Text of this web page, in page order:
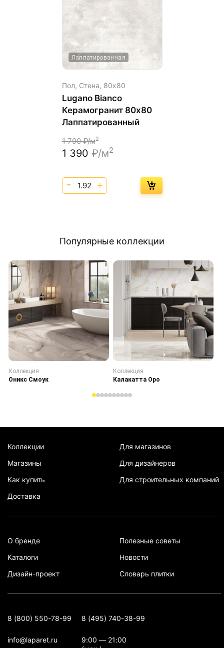
Лаппатированная
Пол, Стена, 80х80
Lugano Bianco
Керамогранит 80х80
Лаппатированный
1 790₽/м2
1 390 ₽/м2
Популярные коллекции
Коллекция
Оникс Смоук
Коллекция
Калакатта Оро
Коллекции
Магазины
Как купить
Доставка
Для магазинов
Для дизайнеров
Для строительных компаний
О бренде
Каталоги
Дизайн-проект
Полезные советы
Новости
Словарь плитки
8 (800) 550-78-99 8 (495) 740-38-99
info@laparet.ru
9:00 — 21:00